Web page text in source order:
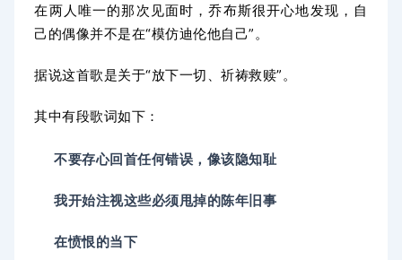
在两人唯一的那次见面时，乔布斯很开心地发现，自
己的偶像并不是在“模仿迪伦他自己”。
据说这首歌是关于“放下一切、祈祷救赎”。
其中有段歌词如下：
不要存心回首任何错误，像该隐知耻
我开始注视这些必须甩掉的陈年旧事
在愤恨的当下